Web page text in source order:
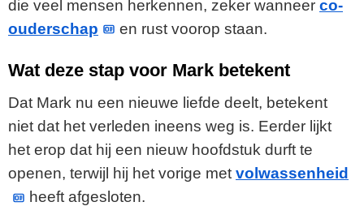
die veel mensen herkennen, zeker wanneer co-
ouderschap
en rust voorop staan.
Wat deze stap voor Mark betekent
Dat Mark nu een nieuwe liefde deelt, betekent
niet dat het verleden ineens weg is. Eerder lijkt
het erop dat hij een nieuw hoofdstuk durft te
openen, terwijl hij het vorige met volwassenheid
heeft afgesloten.